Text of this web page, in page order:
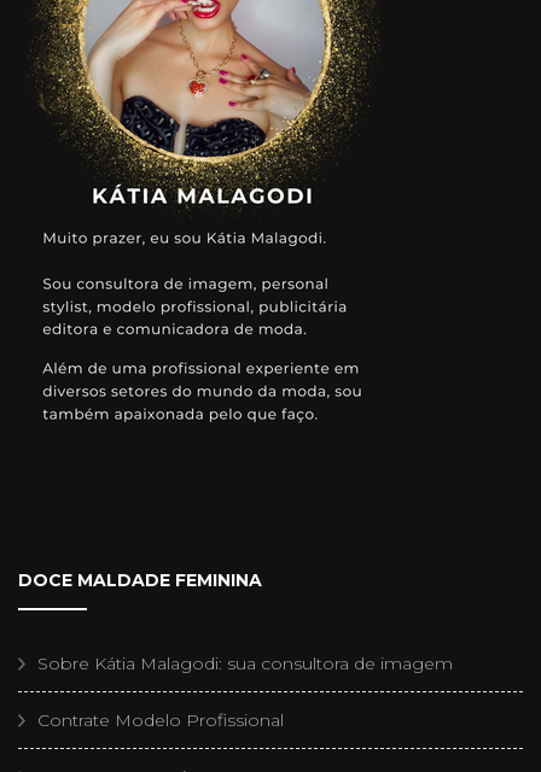
DOCE MALDADE FEMININA
Sobre Kátia Malagodi: sua consultora de imagem
Contrate Modelo Profissional